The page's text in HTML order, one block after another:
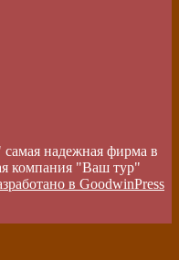
надежная фирма в
компания "Ваш тур"
в GoodwinPress